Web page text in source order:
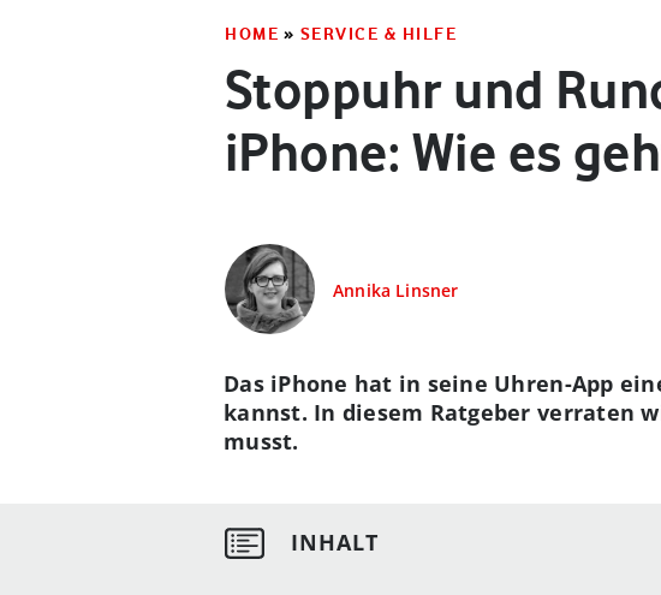
HOME » SERVICE & HILFE
Stoppuhr und
iPhone: Wie es
Annika Linsner
Das iPhone hat in seine Uhren-App
kannst. In diesem Ratgeber verraten
musst.